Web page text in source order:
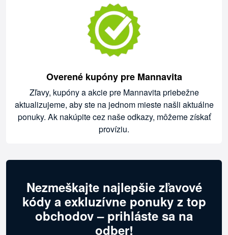
Overené kupóny pre Mannavita
Zľavy, kupóny a akcie pre Mannavita priebežne
aktualizujeme, aby ste na jednom mieste našli aktuálne
ponuky. Ak nakúpite cez naše odkazy, môžeme získať
províziu.
Nezmeškajte najlepšie zľavové
kódy a exkluzívne ponuky z top
obchodov – prihláste sa na
odber!